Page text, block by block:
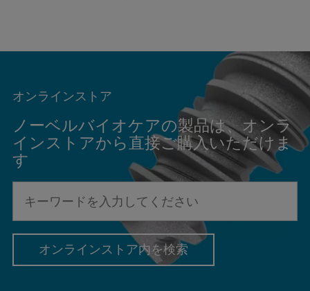
オンラインストア
ノーベルバイオケアの製品は、オンラ
インストアから直接ご購入いただけま
す
ワ
ー
を
オンラインストア内を検索